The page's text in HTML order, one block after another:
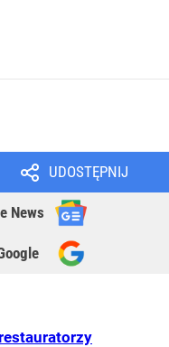
UDOSTĘPNIJ
News